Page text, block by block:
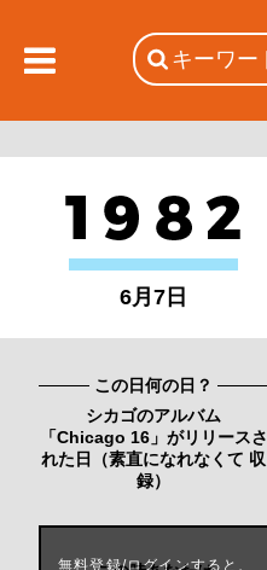
6月7日
この日何の日？
シカゴのアルバム
「Chicago 16」がリリースさ
れた日（素直になれなくて 収
録）
無料登録/ログインすると、